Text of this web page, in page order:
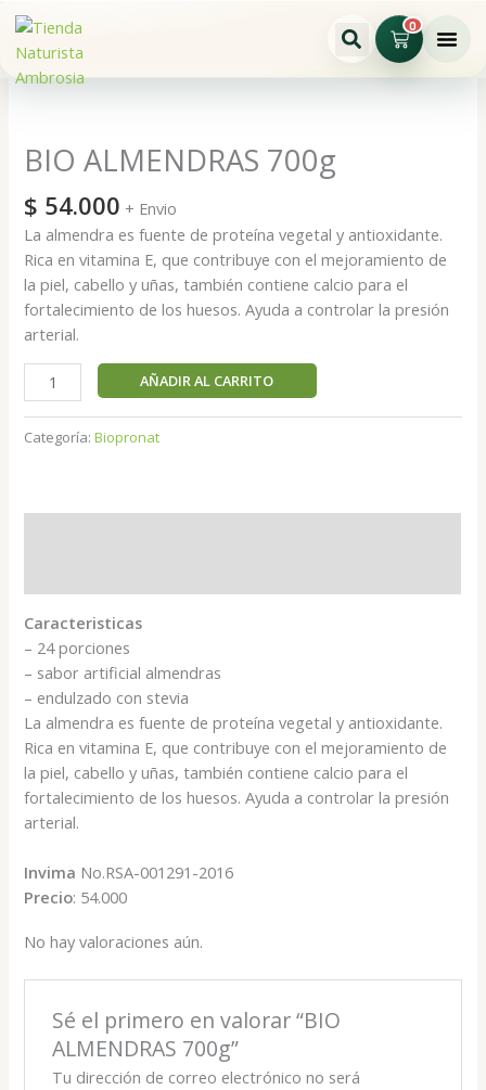
contenido
0
Cart
BIO ALMENDRAS 700g
$ 54.000 + Envio
La almendra es fuente de proteína vegetal y antioxidante.
Rica en vitamina E, que contribuye con el mejoramiento de
la piel, cabello y uñas, también contiene calcio para el
fortalecimiento de los huesos. Ayuda a controlar la presión
arterial.
700g
cantidad
AÑADIR AL CARRITO
Categoría:Biopronat
Caracteristicas
– 24 porciones
– sabor artificial almendras
– endulzado con stevia
La almendra es fuente de proteína vegetal y antioxidante.
Rica en vitamina E, que contribuye con el mejoramiento de
la piel, cabello y uñas, también contiene calcio para el
fortalecimiento de los huesos. Ayuda a controlar la presión
arterial.
Invima No.RSA-001291-2016
Precio: 54.000
No hay valoraciones aún.
Sé el primero en valorar “BIO
ALMENDRAS 700g”
Tu dirección de correo electrónico no será